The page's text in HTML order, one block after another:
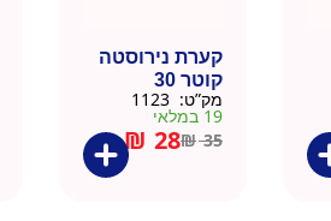
קערת נירוסטה
קוטר 30
מק”ט:
19 במלאי
₪35
₪ 28